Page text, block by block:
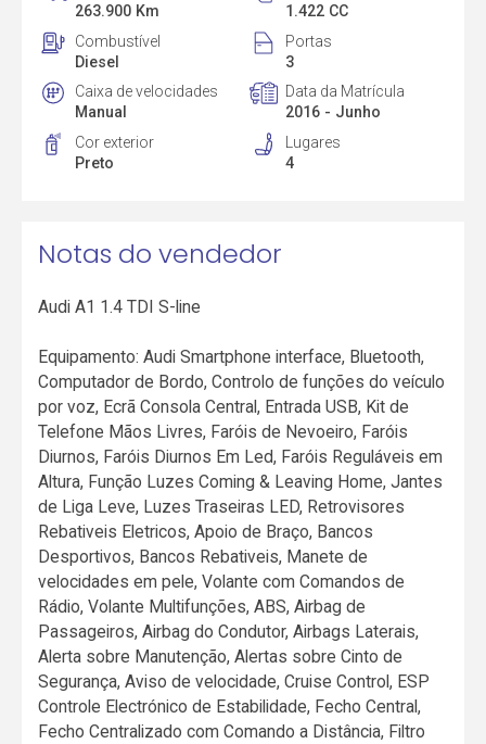
263.900 Km
1.422 CC
Combustível
Diesel
Portas
3
Caixa de velocidades
Manual
Data da Matrícula
2016 - Junho
Cor exterior
Preto
Lugares
4
Notas do vendedor
Audi A1 1.4 TDI S-line
Equipamento: Audi Smartphone interface, Bluetooth,
Computador de Bordo, Controlo de funções do veículo
por voz, Ecrã Consola Central, Entrada USB, Kit de
Telefone Mãos Livres, Faróis de Nevoeiro, Faróis
Diurnos, Faróis Diurnos Em Led, Faróis Reguláveis em
Altura, Função Luzes Coming & Leaving Home, Jantes
de Liga Leve, Luzes Traseiras LED, Retrovisores
Rebativeis Eletricos, Apoio de Braço, Bancos
Desportivos, Bancos Rebativeis, Manete de
velocidades em pele, Volante com Comandos de
Rádio, Volante Multifunções, ABS, Airbag de
Passageiros, Airbag do Condutor, Airbags Laterais,
Alerta sobre Manutenção, Alertas sobre Cinto de
Segurança, Aviso de velocidade, Cruise Control, ESP
Controle Electrónico de Estabilidade, Fecho Central,
Fecho Centralizado com Comando a Distância, Filtro